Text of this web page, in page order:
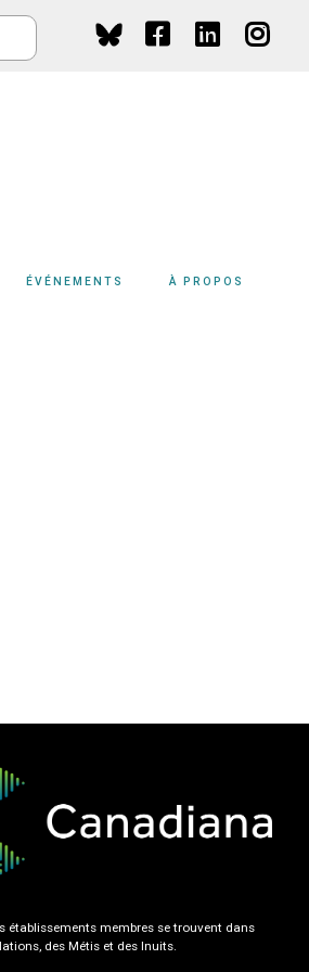
ÉVÉNEMENTS À PROPOS
établissements membres se trouvent dans
des Métis et des Inuits.